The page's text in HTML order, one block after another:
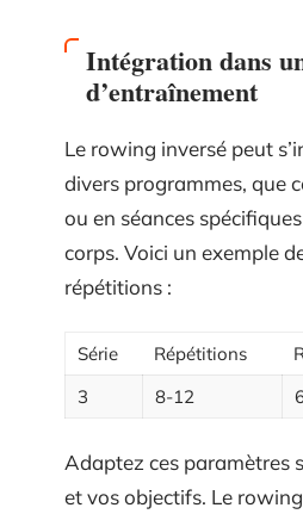
Intégration dans
d’entraînement
Le rowing inversé peut
divers programmes, que
ou en séances
corps. Voici un exemple
répétitions :
Série Répétitions
3
8-12
Adaptez ces paramètres
et vos objectifs. Le